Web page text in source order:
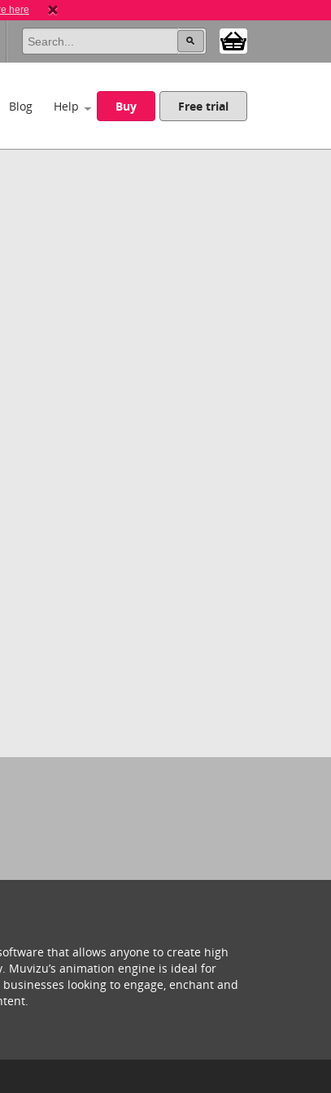
here
Blog Help Buy Free trial
that allows anyone to create high
animation engine is ideal for
looking to engage, enchant and